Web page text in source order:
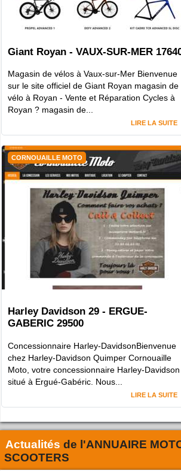
Giant Royan - VAUX-SUR-MER
Magasin de vélos à Vaux-sur-Mer Bienvenue
sur le site officiel de Giant Royan magasin de
vélo à Royan - Vente et Réparation Cycles à
Royan ? magasin de...
LIRE LA SUITE
CORNOUAILLE MOTO
Harley Davidson 29 - ERGUE-
GABERIC 29500
Concessionnaire Harley-DavidsonBienvenue
chez Harley-Davidson Quimper Cornouaille
Moto, votre concessionnaire Harley-Davidson
situé à Ergué-Gabéric. Nous...
LIRE LA SUITE
Actualités de l'ANNUAIRE
SCOOTERS